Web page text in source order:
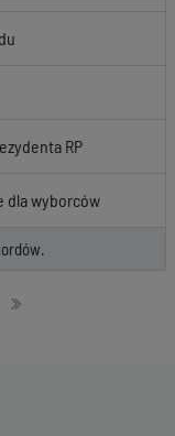
RP
dla wyborców